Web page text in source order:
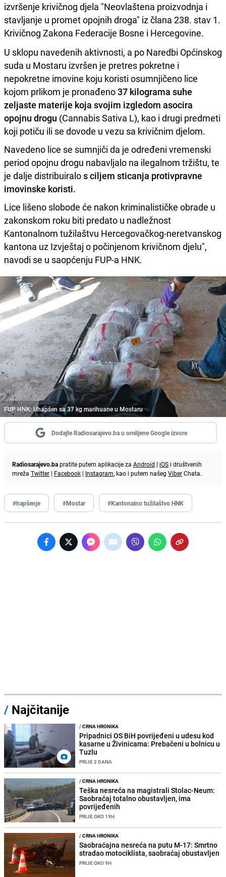
izvršenje krivičnog djela "Neovlaštena proizvodnja i
stavljanje u promet opojnih droga" iz člana 238. stav 1.
Krivičnog Zakona Federacije Bosne i Hercegovine.
U sklopu navedenih aktivnosti, a po Naredbi Općinskog
suda u Mostaru izvršen je pretres pokretne i
nepokretne imovine koju koristi osumnjičeno lice
kojom prlikom je pronađeno37 kilograma suhe
zeljaste materije koja svojim izgledom asocira
opojnu drogu (Cannabis Sativa L), kao i drugi predmeti
koji potiču ili se dovode u vezu sa krivičnim djelom.
Navedeno lice se sumnjiči da je određeni vremenski
period opojnu drogu nabavljalo na ilegalnom tržištu, te
je dalje distribuiralos ciljem sticanja protivpravne
imovinske koristi.
Lice lišeno slobode će nakon kriminalističke obrade u
zakonskom roku biti predato u nadležnost
Kantonalnom tužilaštvu Hercegovačkog-neretvanskog
kantona uz Izvještaj o počinjenom krivičnom djelu",
navodi se u saopćenju FUP-a HNK.
FUP HNK: Uhapšen sa 37 kg marihuane u Mostaru
Dodajte Radiosarajevo.ba u omiljene Google izvore
Radiosarajevo.bapratite putem aplikacije za Android | iOS i društvenih
mreža Twitter | Facebook | Instagram, kao i putem našeg ViberChata.
#hapšenje #Mostar #Kantonalno tužilaštvo HNK
/ Najčitanije
/CRNA HRONIKA
Pripadnici OS BiH povrijeđeni u udesu kod
kasarne u Živinicama: Prebačeni u bolnicu u
Tuzlu
PRIJE 2 DANA
/CRNA HRONIKA
Teška nesreća na magistrali Stolac-Neum:
Saobraćaj totalno obustavljen, ima
povrijeđenih
PRIJE OKO 19H
/CRNA HRONIKA
Saobraćajna nesreća na putu M-17: Smrtno
stradao motociklista, saobraćaj obustavljen
PRIJE OKO 9H